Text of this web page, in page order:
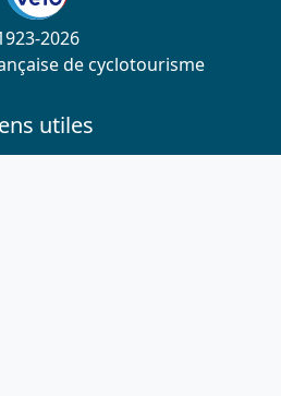
2026
de cyclotourisme
utiles
des circuits